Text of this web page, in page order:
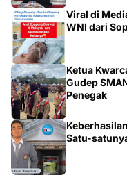
Viral di
WNI dari
Ketua
Gudep
Penegak
Satu-